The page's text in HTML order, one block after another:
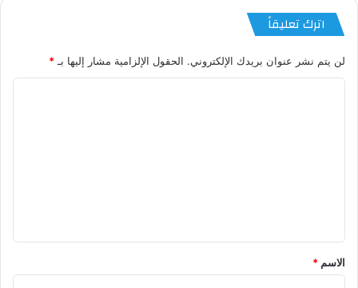
اترك تعليقاً
لن يتم نشر عنوان بريدك الإلكتروني. الحقول الإلزامية مشار إليها بـ *
*
الاسم *